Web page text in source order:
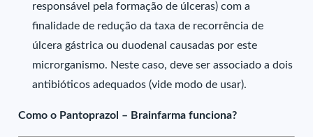
responsável pela formação de úlceras) com a
finalidade de redução da taxa de recorrência de
úlcera gástrica ou duodenal causadas por este
microrganismo. Neste caso, deve ser associado a dois
antibióticos adequados (vide modo de usar).
Como o Pantoprazol – Brainfarma funciona?